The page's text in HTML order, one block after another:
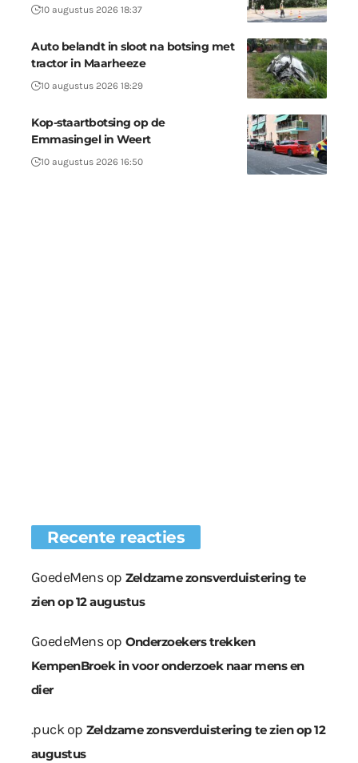
10 augustus 2026 18:37
Auto belandt in sloot na botsing met
tractor in Maarheeze
10 augustus 2026 18:29
Kop-staartbotsing op de
Emmasingel in Weert
10 augustus 2026 16:50
Recente reacties
GoedeMensop Zeldzame zonsverduistering te
zien op 12 augustus
GoedeMensop Onderzoekers trekken
KempenBroek in voor onderzoek naar mens en
dier
.puckop Zeldzame zonsverduistering te zien op 12
augustus